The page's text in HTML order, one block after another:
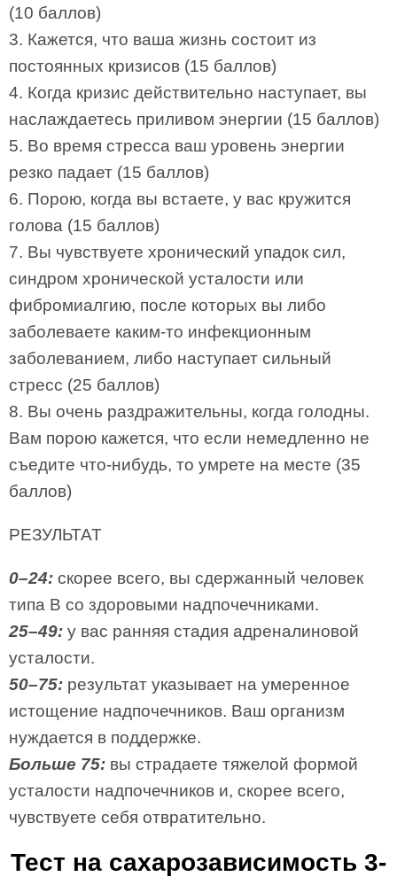
(10 баллов)
3. Кажется, что ваша жизнь состоит из
постоянных кризисов (15 баллов)
4. Когда кризис действительно наступает, вы
наслаждаетесь приливом энергии (15 баллов)
5. Во время стресса ваш уровень энергии
резко падает (15 баллов)
6. Порою, когда вы встаете, у вас кружится
голова (15 баллов)
7. Вы чувствуете хронический упадок сил,
синдром хронической усталости или
фибромиалгию, после которых вы либо
заболеваете каким-то инфекционным
заболеванием, либо наступает сильный
стресс (25 баллов)
8. Вы очень раздражительны, когда голодны.
Вам порою кажется, что если немедленно не
съедите что-нибудь, то умрете на месте (35
баллов)
РЕЗУЛЬТАТ
0–24: скорее всего, вы сдержанный человек
типа B со здоровыми надпочечниками.
25–49: у вас ранняя стадия адреналиновой
усталости.
50–75: результат указывает на умеренное
истощение надпочечников. Ваш организм
нуждается в поддержке.
Больше 75: вы страдаете тяжелой формой
усталости надпочечников и, скорее всего,
чувствуете себя отвратительно.
Тест на сахарозависимость 3-